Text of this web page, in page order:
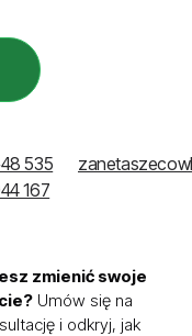
zmienić swoje
Umów się na
i odkryj, jak
535
167